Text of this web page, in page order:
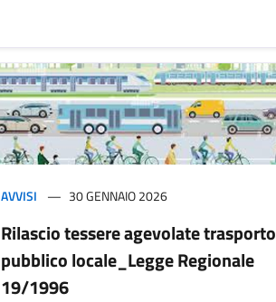
AVVISI 30 GENNAIO 2026
Rilascio tessere agevolate trasporto
pubblico locale_Legge Regionale
19/1996